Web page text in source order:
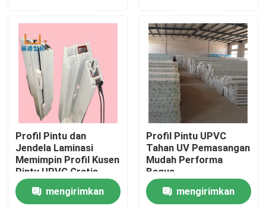
video
Tentang kami
Tur Pabrik
Kontrol kualitas
Hubungi kami
Profil Pintu dan
Jendela Laminasi
Memimpin Profil Kusen
Pintu UPVC Gratis
mengirimkan
Profil Pintu UPVC
Tahan UV Pemasangan
Mudah Performa
Bagus
mengirimkan